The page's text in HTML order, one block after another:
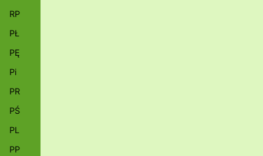
RP
PŁ
PĘ
Pi
PR
PŚ
PL
PP